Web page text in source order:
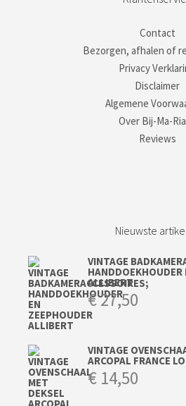
Contact
Bezorgen, afhalen of
Privacy
Disclaimer
Algemene
Over Bij-Ma-
Reviews
Nieuwste
VINTAGE
HANDDOEKHOUDER
ALLIBERT
€27,50
VINTAGE
ARCOPAL FRANCE
€ 14,50